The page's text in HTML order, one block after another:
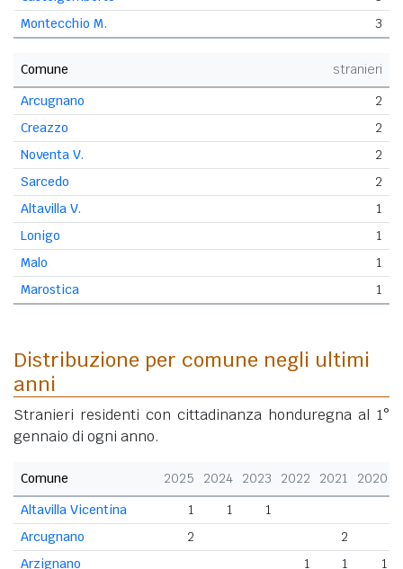
Montecchio M.
3
Comune
stranieri
Arcugnano
2
Creazzo
2
Noventa V.
2
Sarcedo
2
Altavilla V.
1
Lonigo
1
Malo
1
Marostica
1
Distribuzione per comune negli ultimi
anni
Stranieri residenti con cittadinanza honduregna al 1°
gennaio di ogni anno.
Comune 2025 2024 2023 2022 2021
2020
Altavilla Vicentina
1 1
1
Arcugnano
2
2
Arzignano
1 1
1